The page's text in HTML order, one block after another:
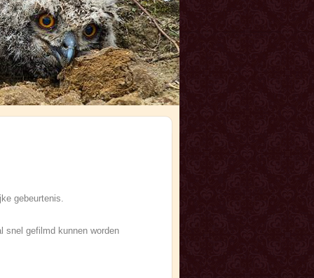
gebeurtenis.
snel gefilmd kunnen worden